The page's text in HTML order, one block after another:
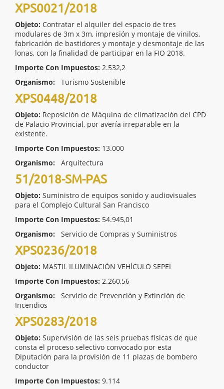
XPS0021/2018
Objeto: Contratar el alquiler del espacio de tres
modulares de 3m x 3m, impresión y montaje de vinilos,
fabricación de bastidores y montaje y desmontaje de las
lonas, con la finalidad de participar en la FIO 2018.
Importe Con Impuestos: 2.532,2
Organismo:
Turismo Sostenible
XPS0448/2018
Objeto: Reposición de Máquina de climatización del CPD
de Palacio Provincial, por avería irreparable en la
existente.
Importe Con Impuestos: 13.000
Organismo:
Arquitectura
51/2018-SM-PAS
Objeto: Suministro de equipos sonido y audiovisuales
para el Complejo Cultural San Francisco
Importe Con Impuestos: 54.945,01
Organismo:
Servicio de Compras y Suministros
XPS0236/2018
Objeto: MASTIL ILUMINACIÓN VEHÍCULO SEPEI
Importe Con Impuestos: 2.260,56
Organismo:
Servicio de Prevención y Extinción de
Incendios
XPS0283/2018
Objeto: Supervisión de las seis pruebas físicas de que
consta el proceso selectivo convocado por esta
Diputación para la provisión de 11 plazas de bombero
conductor
Importe Con Impuestos: 9.114